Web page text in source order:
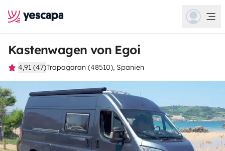
Kastenwagen von Egoi
4,91 (47)Trapagaran (48510), Spanien